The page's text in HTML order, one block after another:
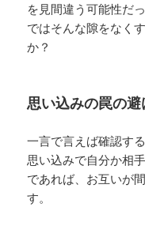
を見間違う可能性だ
ではそんな隙をなく
か？
思い込みの罠の避
一言で言えば確認する
思い込みで自分か相
であれば、お互いが
す。